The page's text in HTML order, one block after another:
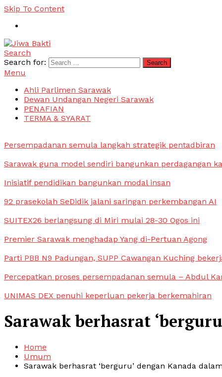
Skip To Content
Jiwa Bakti
Suara PBB Sarawak
Search
Search for:
Menu
Ahli Parlimen Sarawak
Dewan Undangan Negeri Sarawak
PENAFIAN
TERMA & SYARAT
Persempadanan semula langkah strategik pentadbiran
Sarawak guna model sendiri bangunkan perdagangan
Inisiatif pendidikan bangunkan modal insan
92 prasekolah SeDidik jalani saringan perkembangan AI
SUITEX26 berlangsung di Miri mulai 28-30 Ogos ini
Premier Sarawak menghadap Yang di-Pertuan Agong
Parti PBB N9 Padungan, SUPP Cawangan Kuching
Percepatkan proses persempadanan semula – Abdul
UNIMAS DEX penuhi keperluan pekerja berkemahiran
Sarawak berhasrat
Home
Umum
Sarawak berhasrat ‘berguru’ dengan Kanada